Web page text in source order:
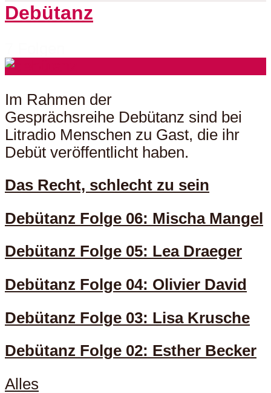
Debütanz
Im Rahmen der
Gesprächsreihe Debütanz sind bei
Litradio Menschen zu Gast, die ihr
Debüt veröffentlicht haben.
Das Recht, schlecht zu sein
Debütanz Folge 06: Mischa Mangel
Debütanz Folge 05: Lea Draeger
Debütanz Folge 04: Olivier David
Debütanz Folge 03: Lisa Krusche
Debütanz Folge 02: Esther Becker
Alles